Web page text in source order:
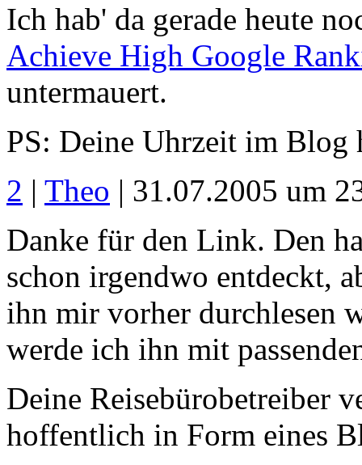
Ich hab' da gerade heute
Achieve High Google
untermauert.
PS: Deine Uhrzeit im Blog
2 | Theo | 31.07.2005 um
Danke für den Link. Den
schon irgendwo entdeckt,
ihn mir vorher durchlesen
werde ich ihn mit
Deine Reisebürobetreiber
hoffentlich in Form eines